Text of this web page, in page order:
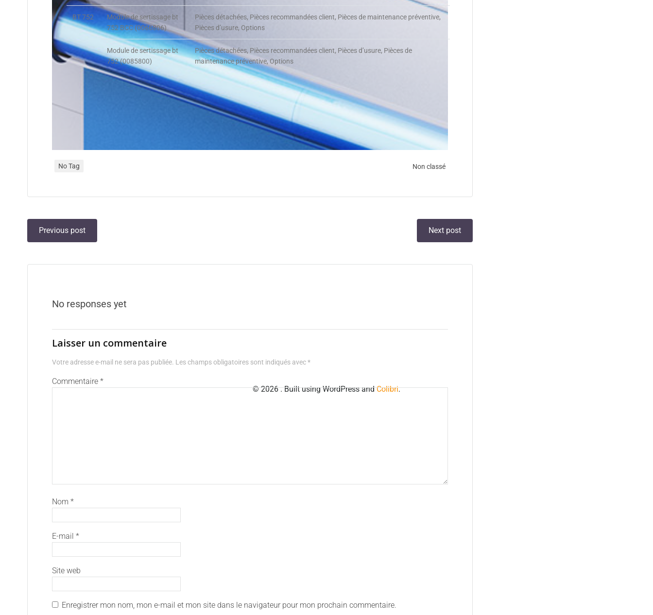
BT 752
Module de sertissage bt
752 BCC (0066806)
Pièces détachées, Pièces recommandées client, Pièces de maintenance préventive,
Pièces d’usure, Options
Module de sertissage bt
752 (0085800)
Pièces détachées, Pièces recommandées client, Pièces d’usure, Pièces de
maintenance préventive, Options
No Tag Non classé
Previous post Next post
No responses yet
Laisser un commentaire
Votre adresse e-mail ne sera pas publiée. Les champs obligatoires sont indiqués avec*
Commentaire *
Nom *
E-mail *
Site web
Enregistrer mon nom, mon e-mail et mon site dans le navigateur pour mon prochain commentaire.
© 2026 . Built using WordPress andColibri.